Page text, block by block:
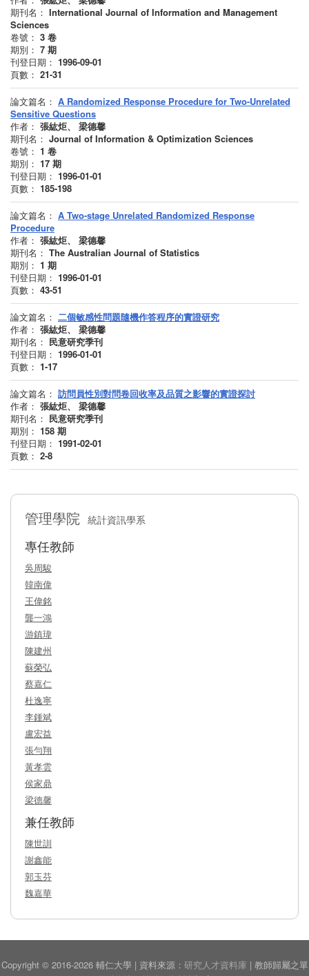
期刊名： International Journal of Information and Management
Sciences
卷號： 3 卷
期別： 7 期
刊登日期： 1996-09-01
頁數： 21-31
論文篇名： A Randomized Response Procedure for Two-Unrelated
Sensitive Questions
作者： 張紘炬、 梁德馨
期刊名： Journal of Information & Optimization Sciences
卷號： 1 卷
期別： 17 期
刊登日期： 1996-01-01
頁數： 185-198
論文篇名： A Two-stage Unrelated Randomized Response
Procedure
作者： 張紘炬、 梁德馨
期刊名： The Australian Journal of Statistics
期別： 1 期
刊登日期： 1996-01-01
頁數： 43-51
論文篇名： 二個敏感性問題隨機作答程序的實證研究
作者： 張紘炬、 梁德馨
期刊名： 民意研究季刊
刊登日期： 1996-01-01
頁數： 1-17
論文篇名： 訪問員性別對問卷回收率及品質之影響的實證探討
作者： 張紘炬、 梁德馨
期刊名： 民意研究季刊
期別： 158 期
刊登日期： 1991-02-01
頁數： 2-8
管理學院 統計資訊學系
專任教師
吳周駿
韓南偉
王偉銘
龔一鴻
游鎮瑋
陳建州
蘇榮弘
蔡嘉仁
杜逸寧
李鍾斌
盧宏益
張勻翔
黃孝雲
侯家鼎
梁德馨
兼任教師
陳世訓
謝鑫能
郭玉芬
魏嘉華
Copyright © 2016-2026 輔仁大學 | 資料來源： 研究人才資料庫 | 教師歸屬之單